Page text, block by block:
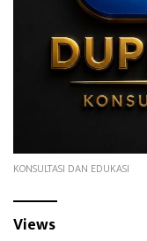
KONSULTASI DAN EDUKASI
Views